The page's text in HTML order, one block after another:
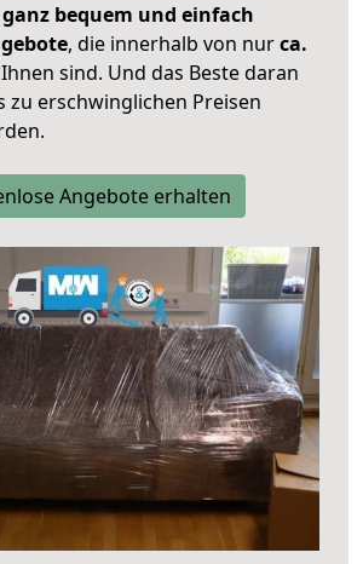
ganz bequem und einfach
, die innerhalb von nurca.
sind. Und das Beste daran
zu erschwinglichen Preisen
Angebote erhalten